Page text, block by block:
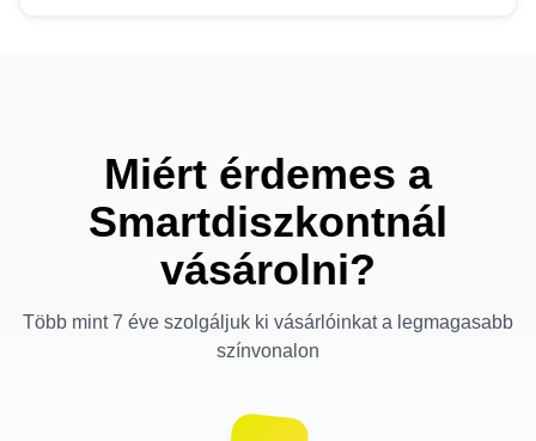
Miért érdemes a
Smartdiszkontnál
vásárolni?
Több mint 7 éve szolgáljuk ki vásárlóinkat a legmagasabb
színvonalon